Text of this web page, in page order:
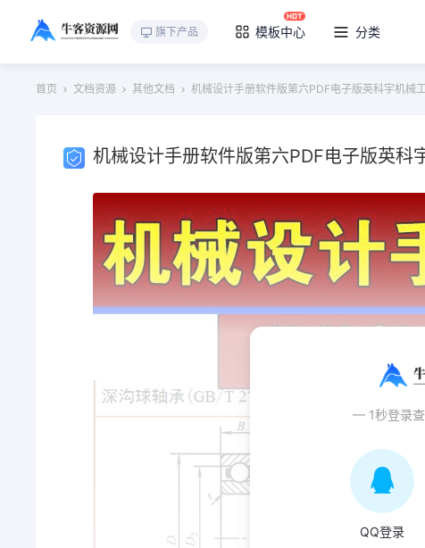
旗下产品 模板中心 分类
首页 文档资源 其他文档 机械设计手册软件版第六PDF电子版英科宇机械
机械设计手册软件版第六PDF电子版英科
— 1秒登录
QQ登录